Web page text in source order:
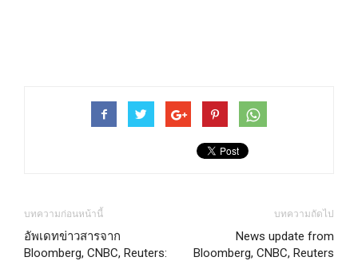
บทความก่อนหน้านี้
อัพเดทข่าวสารจาก
Bloomberg, CNBC, Reuters:
บทความถัดไป
News update from
Bloomberg, CNBC, Reuters